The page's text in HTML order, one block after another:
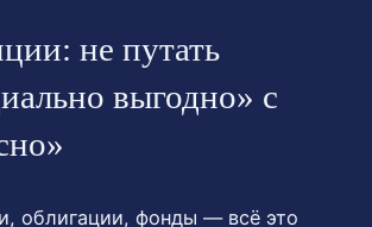
не путать
выгодно» с
облигации, фонды — всё это